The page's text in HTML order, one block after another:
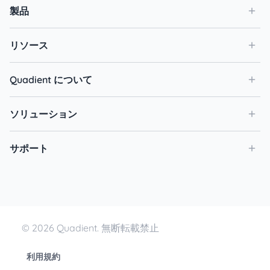
製品
リソース
Quadient について
ソリューション
サポート
© 2026 Quadient. 無断転載禁止
利用規約